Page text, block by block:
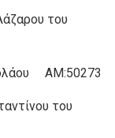
του
ΑΜ:50273
του